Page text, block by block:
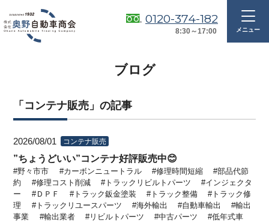
0120-374-182
8:30～17:00
ブログ
「コンテナ販売」の記事
2026/08/01 コンテナ販売
”ちょうどいい”コンテナ好評販売中😊
野々市市 カーボンニュートラル 修理時間短縮
部品代節
約
修理コスト削減 トラックリビルトパーツ
インジェクタ
ー
ＤＰＦ トラック鈑金塗装 トラック整備
トラック修
理
トラックリユースパーツ 海外輸出 自動車輸出
輸出
事業
輸出業者 リビルトパーツ 中古パーツ
低年式車